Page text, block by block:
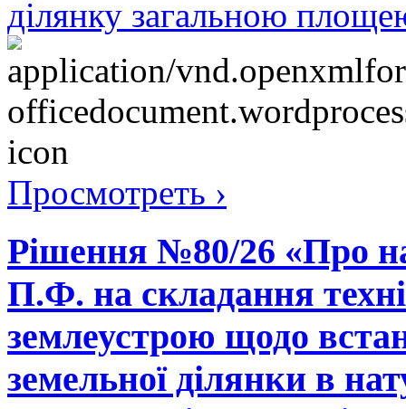
ділянку загальною
Просмотреть ›
Рішення №80/26 «Про
П.Ф. на складання
землеустрою щодо
земельної ділянки в